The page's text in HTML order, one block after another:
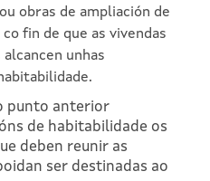
obras de ampliación de
fin de que as vivendas
unhas
punto anterior
de habitabilidade os
deben reunir as
ser destinadas ao